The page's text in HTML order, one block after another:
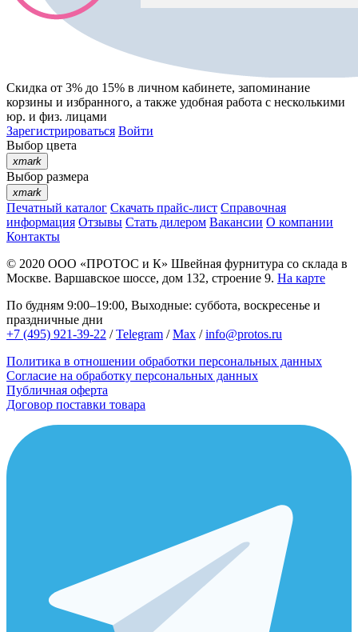
Скидка от 3% до 15% в личном кабинете, запоминание
корзины и избранного, а также удобная работа с несколькими
юр. и физ. лицами
Зарегистрироваться Войти
Выбор цвета
xmark
Выбор размера
xmark
Печатный каталог Скачать прайс-лист Справочная
информация Отзывы Стать дилером Вакансии О компании
Контакты
© 2020 ООО «ПРОТОС и К» Швейная фурнитура со склада в
Москве. Варшавское шоссе, дом 132, строение 9. На карте
По будням 9:00–19:00, Выходные: суббота, воскресенье и
праздничные дни
+7 (495) 921-39-22 /Telegram /Max /info@protos.ru
Политика в отношении обработки персональных данных
Согласие на обработку персональных данных
Публичная оферта
Договор поставки товара